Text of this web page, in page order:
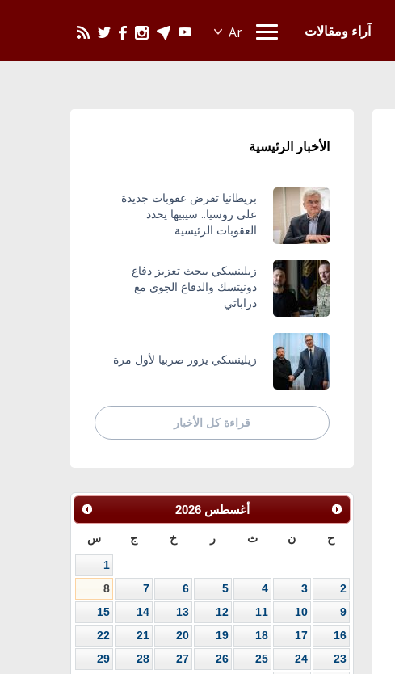
آراء ومقالات
الأخبار الرئيسية
بريطانيا تفرض عقوبات جديدة
على روسيا.. سيبيها يحدد
العقوبات الرئيسية
زيلينسكي يبحث تعزيز دفاع
دونيتسك والدفاع الجوي مع
دراباتي
زيلينسكي يزور صربيا لأول مرة
قراءة كل الأخبار
أغسطس 2026
ح ن ث ر خ ج س
1
2
3
4
5
6
7
8
9
10
11
12
13
14
15
16
17
18
19
20
21
22
23
24
25
26
27
28
29